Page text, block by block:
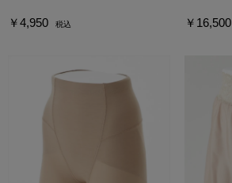
￥4,950 税込 ￥16,500